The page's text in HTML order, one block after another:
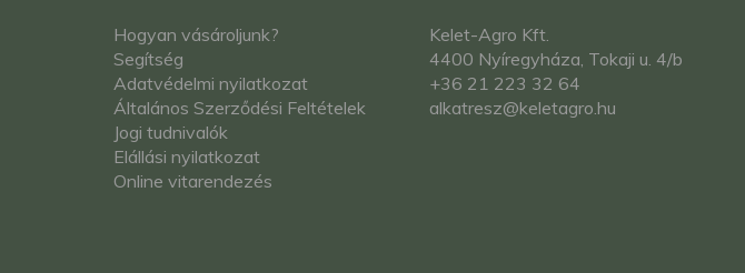
Hogyan vásároljunk?
Segítség
Adatvédelmi nyilatkozat
Általános Szerződési Feltételek
Jogi tudnivalók
Elállási nyilatkozat
Online vitarendezés
Kelet-Agro Kft.
4400 Nyíregyháza, Tokaji u. 4/b
+36 21 223 32 64
alkatresz@keletagro.hu